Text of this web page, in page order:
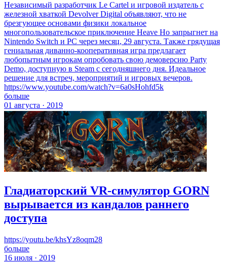
Независимый разработчик Le Cartel и игровой издатель с
железной хваткой Devolver Digital объявляют, что не
брезгующее основами физики локальное
многопользовательское приключение Heave Ho запрыгнет на
Nintendo Switch и PC через месяц, 29 августа. Также грядущая
гениальная диванно-кооперативная игра предлагает
любопытным игрокам опробовать свою демоверсию Party
Demo, доступную в Steam с сегодняшнего дня. Идеальное
решение для встреч, мероприятий и игровых вечеров.
https://www.youtube.com/watch?v=6a0sHohfd5k
больше
01 августа · 2019
Гладиаторский VR-симулятор GORN
вырывается из кандалов раннего
доступа
https://youtu.be/khsYz8oqm28
больше
16 июля · 2019